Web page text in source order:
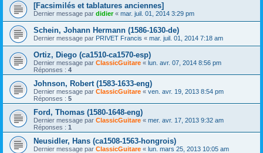
[Facsimilés et tablatures anciennes]
Dernier message par didier« mar. juil. 01, 2014 3:29 pm
Schein, Johann Hermann (1586-1630-de)
Dernier message par PRIVET Francis « mar. juil. 01, 2014 7:18 am
Ortiz, Diego (ca1510-ca1570-esp)
Dernier message par ClassicGuitare « lun. avr. 07, 2014 8:56 pm
Réponses : 4
Johnson, Robert (1583-1633-eng)
Dernier message par ClassicGuitare « ven. avr. 19, 2013 8:54 pm
Réponses : 5
Ford, Thomas (1580-1648-eng)
Dernier message par ClassicGuitare « mer. avr. 17, 2013 9:32 am
Réponses : 1
Neusidler, Hans (ca1508-1563-hongrois)
Dernier message par ClassicGuitare « lun. mars 25, 2013 10:05 am